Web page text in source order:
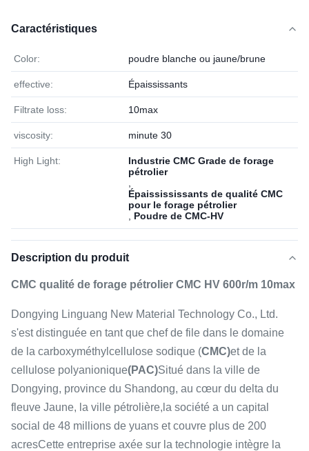
Caractéristiques
Color: poudre blanche ou jaune/brune
effective: Épaississants
Filtrate loss: 10max
viscosity: minute 30
High Light:
Industrie CMC Grade de forage
pétrolier
Épaissississants de qualité CMC
pour le forage pétrolier
Poudre de CMC-HV
Description du produit
CMC qualité de forage pétrolier CMC HV 600r/m 10max
Dongying Linguang New Material Technology Co., Ltd.
s'est distinguée en tant que chef de file dans le domaine
de la carboxyméthylcellulose sodique (CMC)et de la
cellulose polyanionique(PAC)Situé dans la ville de
Dongying, province du Shandong, au cœur du delta du
fleuve Jaune, la ville pétrolière,la société a un capital
social de 48 millions de yuans et couvre plus de 200
acresCette entreprise axée sur la technologie intègre la